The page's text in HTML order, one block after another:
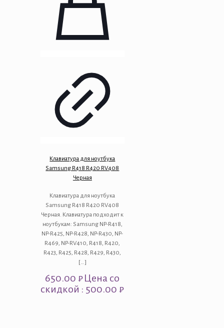
Клавиатура для ноутбука
Samsung R418 R420 RV408
Черная
Клавиатура для ноутбука
Samsung R418 R420 RV408
Черная. Клавиатура подходит к
ноутбукам: Samsung NP-R418,
NP-R425, NP-R428, NP-R430, NP-
R469, NP-RV410, R418, R420,
R423, R425, R428, R429, R430,
[…]
650.00₽Цена со
скидкой : 500.00 ₽